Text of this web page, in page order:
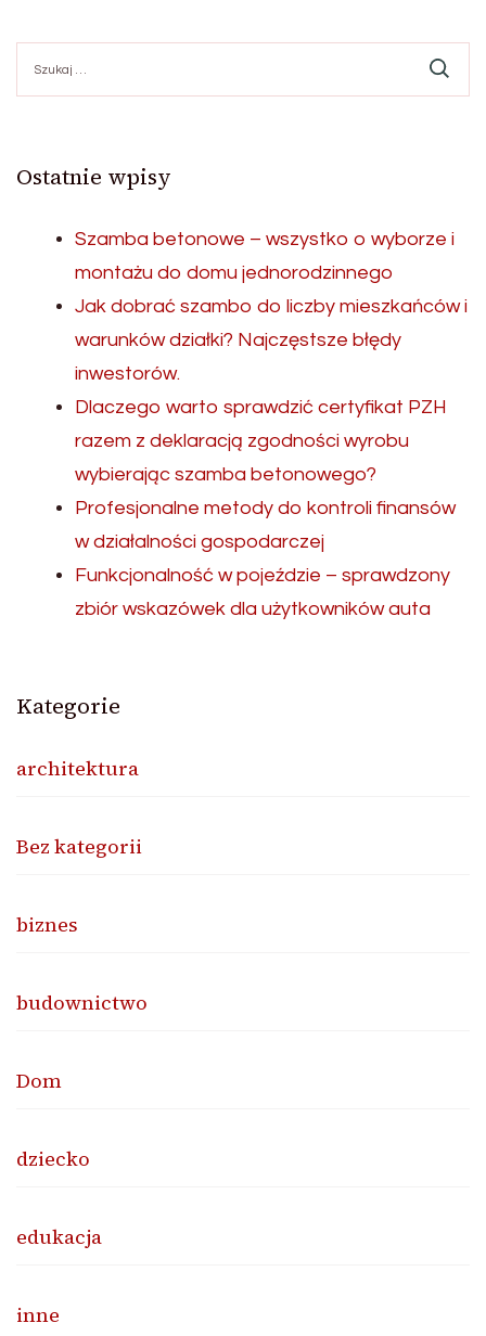
Ostatnie wpisy
Szamba betonowe – wszystko o wyborze i
montażu do domu jednorodzinnego
Jak dobrać szambo do liczby mieszkańców i
warunków działki? Najczęstsze błędy
inwestorów.
Dlaczego warto sprawdzić certyfikat PZH
razem z deklaracją zgodności wyrobu
wybierając szamba betonowego?
Profesjonalne metody do kontroli finansów
w działalności gospodarczej
Funkcjonalność w pojeździe – sprawdzony
zbiór wskazówek dla użytkowników auta
Kategorie
architektura
Bez kategorii
biznes
budownictwo
Dom
dziecko
edukacja
inne